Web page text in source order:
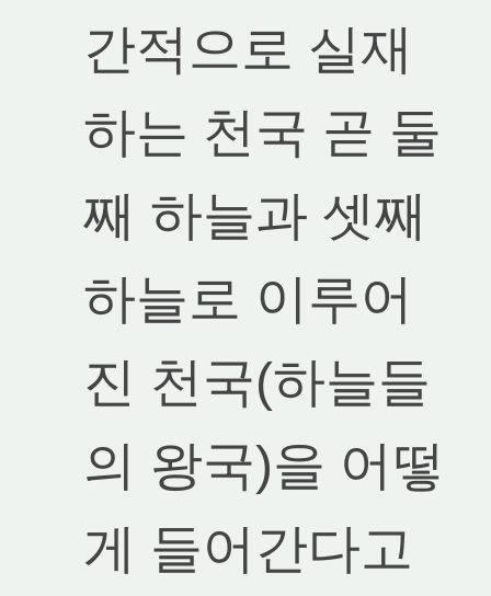
간적으로 실재
하는 천국 곧 둘
째 하늘과 셋째
하늘로 이루어
진 천국(하늘들
의 왕국)을 어떻
게 들어간다고